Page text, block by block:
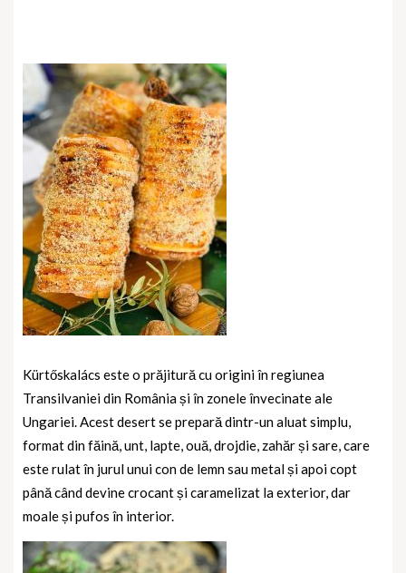
Kürtőskalács este o prăjitură cu origini în regiunea
Transilvaniei din România și în zonele învecinate ale
Ungariei. Acest desert se prepară dintr-un aluat simplu,
format din făină, unt, lapte, ouă, drojdie, zahăr și sare, care
este rulat în jurul unui con de lemn sau metal și apoi copt
până când devine crocant și caramelizat la exterior, dar
moale și pufos în interior.